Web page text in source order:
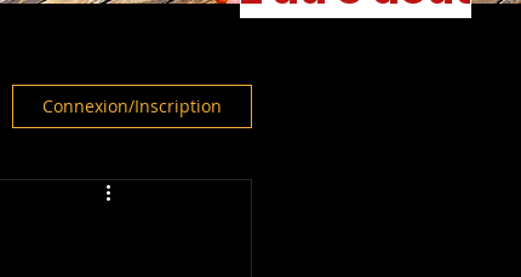
Connexion/Inscription